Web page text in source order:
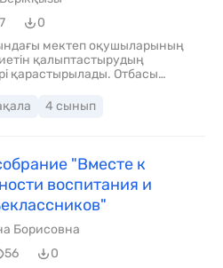
0
мектеп оқушыларының
қалыптастырудың
қарастырылады. Отбасы
және мәдени қарым-
рөлі талданады.
ұсынылады.
4 сынып
"Вместе к
воспитания и
Борисовна
56
0